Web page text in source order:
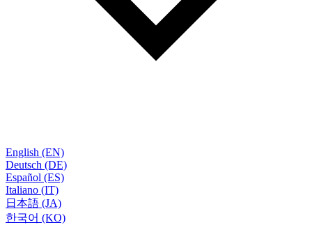
English (EN)
Deutsch (DE)
Español (ES)
Italiano (IT)
日本語 (JA)
한국어 (KO)